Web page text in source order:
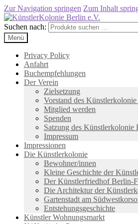
Zur Navigation springen Zum Inhalt
Suchen nach:
Menü
Privacy Policy
Anfahrt
Buchempfehlungen
Der Verein
Zielsetzung
Vorstand des
Mitglied werden
Spenden
Satzung des Künstlerkolonie
Impressum
Impressionen
Die Künstlerkolonie
Bewohner/innen
Kleine Geschichte der
Der Künstlerfriedhof Berlin-
Die Architektur der
Gartenstadt am
Entstehungsgeschichte
Künstler Wohnungsmarkt